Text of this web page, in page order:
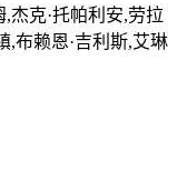
,杰克·托帕利安,劳拉
,布赖恩·吉利斯,艾琳